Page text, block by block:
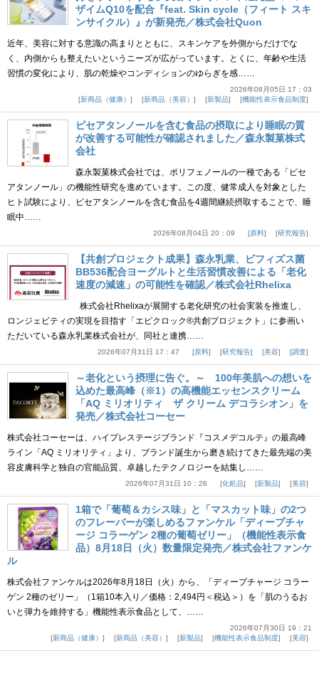
ザイムQ10を配合『feat. Skin cycle（フィート スキ
ンサイクル）』が新発売／株式会社Quon
近年、美容に対する意識の高まりとともに、スキンケアを外側からだけでな
く、内側からも整えたいというニーズが広がっています。とくに、年齢や生活
習慣の変化により、肌の乾燥やコンディションのゆらぎを感……
2026年08月05日 17：03
新商品（健康）
新商品（美容） 新製品 機能性表示食品制度
ピセアタンノールを含む食品の摂取により睡眠の質
が改善する可能性が確認されました／森永製菓株式
会社
森永製菓株式会社では、ポリフェノールの一種である「ピセ
アタンノール」の機能性研究を進めています。この度、健常成人を対象とした
ヒト試験により、ピセアタンノールを含む食品を4週間継続摂取することで、睡
眠中……
2026年08月04日 20：09 原料 研究報告
【共創プロジェクト成果】森永乳業、ビフィズス菌
BB536配合ヨーグルトと生活習慣改善による「老化
速度の減速」の可能性を確認／株式会社Rhelixa
株式会社Rhelixaが展開する老化研究の社会実装を推進し、
ロンジェビティの実現を目指す「エピクロック®共創プロジェクト」に参画い
ただいている森永乳業株式会社が、同社と連携……
2026年07月31日 17：47 原料 研究報告 美容 調査
～老化という摂理に告ぐ。～ 100年美肌への想いを
込めた最高峰（※1）の高機能エッセンスクリーム
「AQ ミリオリティ ザ クリーム デコラシオン」を
発売／株式会社コーセー
株式会社コーセーは、ハイプレステージブランド『コスメデコルテ』の最高峰
ライン「AQ ミリオリティ」より、ブランド誕生から磨き続けてきた最先端の美
容皮膚科学と独自の官能品質、卓越したテクノロジーを結集し……
2026年07月31日 10：26 化粧品 新製品 美容
1箱で「葡萄＆カシス味」と「マスカット味」の2つ
のフレーバーが楽しめるファンケル「ディープチャ
ージ コラーゲン 2種の葡萄ゼリー」（機能性表示食
品）8月18日（火）数量限定発売／株式会社ファンケ
ル
株式会社ファンケルは2026年8月18日（火）から、「ディープチャージ コラー
ゲン 2種のゼリー」（1箱10本入り／価格：2,494円＜税込＞）を「肌のうるお
いと弾力を維持する」機能性表示食品として、……
2026年07月30日 19：21
新商品（健康）
新商品（美容） 新製品 機能性表示食品制度 美容